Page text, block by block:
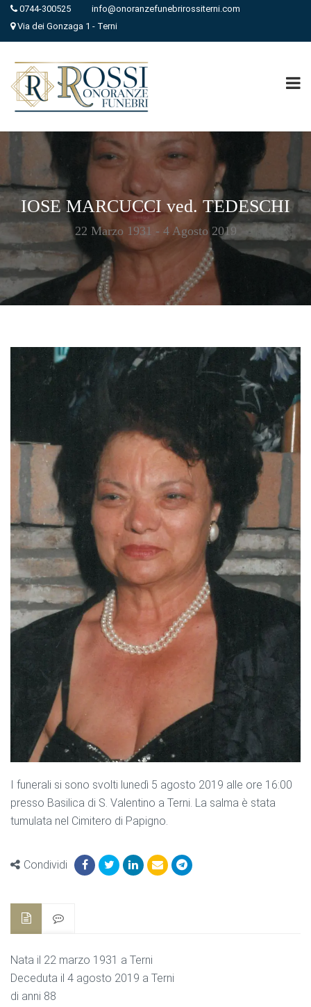
0744-300525
info@onoranzefunebrirossiterni.com
Via dei Gonzaga 1 - Terni
IOSE MARCUCCI ved. TEDESCHI
22 Marzo 1931 - 4 Agosto 2019
I funerali si sono svolti lunedì 5 agosto 2019 alle ore 16:00
presso Basilica di S. Valentino a Terni. La salma è stata
tumulata nel Cimitero di Papigno.
Condividi
Nata il 22 marzo 1931 a Terni
Deceduta il 4 agosto 2019 a Terni
di anni 88